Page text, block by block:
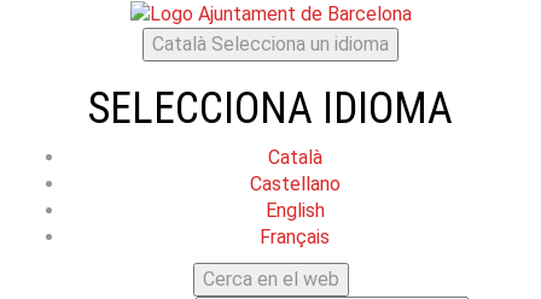
Català Selecciona un idioma
SELECCIONA IDIOMA
Català
Castellano
English
Français
Cerca en el web